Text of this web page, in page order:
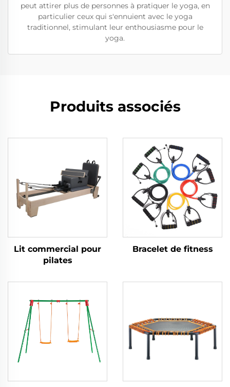
peut attirer plus de personnes à pratiquer le yoga, en
particulier ceux qui s'ennuient avec le yoga
traditionnel, stimulant leur enthousiasme pour le
yoga.
Produits associés
Lit commercial pour
pilates
Bracelet de fitness